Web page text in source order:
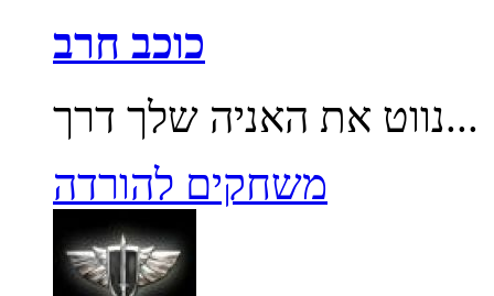
כוכב חרב
נווט את האניה שלך דרך...
משחקים להורדה